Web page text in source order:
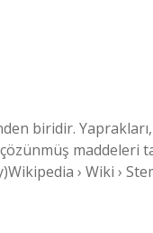
biridir.
maddeleri
› Wiki ›